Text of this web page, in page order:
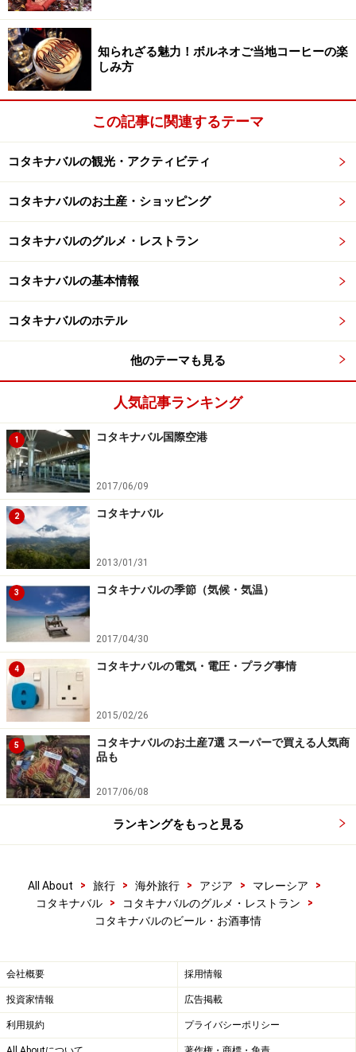
い。
※海外を訪れる際には最新情報の入手に努め、「外務省 海外安全
ホームページ
」を確認するなど、安全確保に十分注意を払ってく
ださい。
1/2 次のページへ
知られざる魅力！ボルネオご当地コーヒーの楽
しみ方
この記事に関連するテーマ
コタキナバルの観光・アクティビティ
コタキナバルのお土産・ショッピング
コタキナバルのグルメ・レストラン
コタキナバルの基本情報
コタキナバルのホテル
他のテーマも見る
人気記事ランキング
1 コタキナバル国際空港
2017/06/09
2 コタキナバル
2013/01/31
3 コタキナバルの季節（気候・気温）
2017/04/30
4 コタキナバルの電気・電圧・プラグ事情
2015/02/26
5
コタキナバルのお土産7選 スーパーで買える人気商
品も
2017/06/08
ランキングをもっと見る
All About > 旅行 > 海外旅行 > アジア > マレーシア
>
コタキナバル
> コタキナバルのグルメ・レストラン
>
コタキナバルのビール・お酒事情
会社概要 採用情報
投資家情報 広告掲載
利用規約 プライバシーポリシー